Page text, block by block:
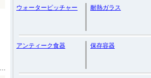
ウォーターピッチャー 耐熱ガラス
アンティーク食器 保存容器